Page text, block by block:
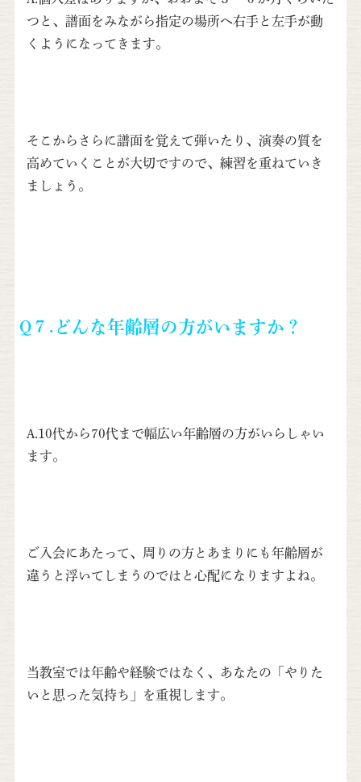
つと、譜面をみながら指定の場所へ右手と左手が動
くようになってきます。
そこからさらに譜面を覚えて弾いたり、演奏の質を
高めていくことが大切ですので、練習を重ねていき
ましょう。
Q７. どんな年齢層の方がいますか？
A.10代から70代まで幅広い年齢層の方がいらしゃい
ます。
ご入会にあたって、周りの方とあまりにも年齢層が
違うと浮いてしまうのではと心配になりますよね。
当教室では年齢や経験ではなく、あなたの「やりた
いと思った気持ち」を重視します。